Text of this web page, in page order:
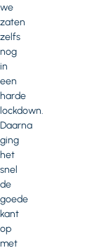
we
zaten
zelfs
nog
in
een
harde
lockdown.
Daarna
ging
het
snel
de
goede
kant
op
met